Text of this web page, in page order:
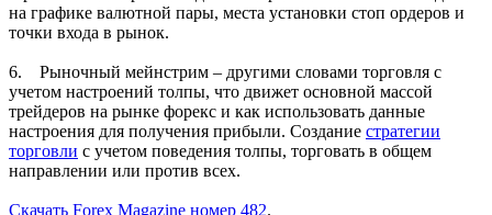
на графике валютной пары, места установки стоп ордеров и
точки входа в рынок.
6. Рыночный мейнстрим – другими словами торговля с
учетом настроений толпы, что движет основной массой
трейдеров на рынке форекс и как использовать данные
настроения для получения прибыли. Создание стратегии
торговли с учетом поведения толпы, торговать в общем
направлении или против всех.
Скачать Forex Magazine номер 482.